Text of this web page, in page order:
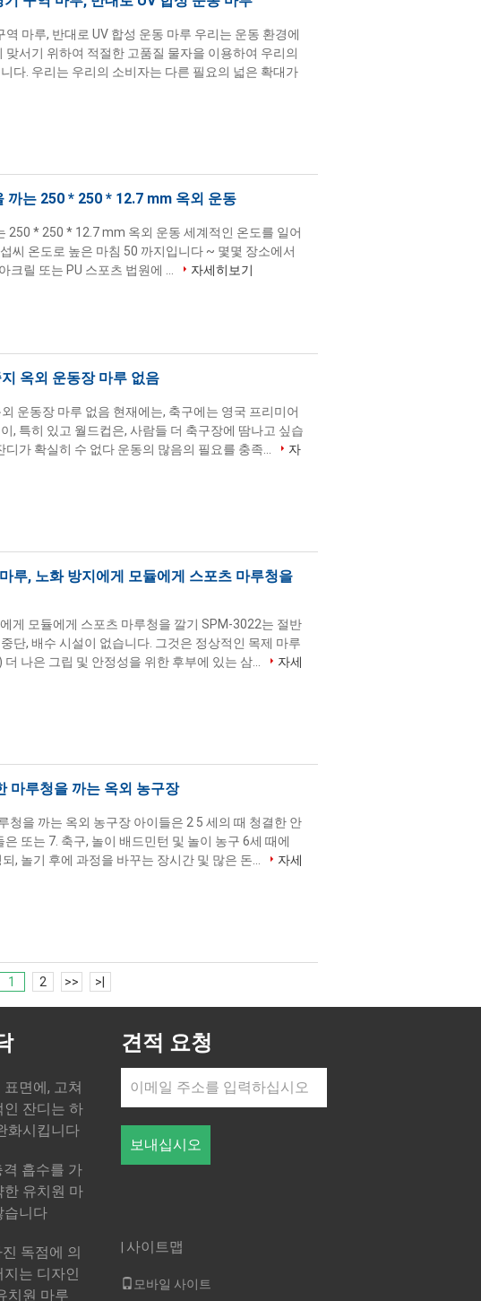
마루, 반대로 UV 합성 운동 마루 우리는 운동 환경에
서기 위하여 적절한 고품질 물자을 이용하여 우리의
다. 우리는 우리의 소비자는 다른 필요의 넓은 확대가
까는 250 * 250 * 12.7 mm 옥외 운동
250 * 250 * 12.7 mm 옥외 운동 세계적인 온도를 일어
씨 온도로 높은 마침 50 까지입니다 ~ 몇몇 장소에서
크릴 또는 PU 스포츠 법원에 ...
자세히보기
옥외 운동장 마루 없음
운동장 마루 없음 현재에는, 축구에는 영국 프리미어
, 특히 있고 월드컵은, 사람들 더 축구장에 땀나고 싶습
가 확실히 수 없다 운동의 많음의 필요를 충족...
자
루, 노화 방지에게 모듈에게 스포츠 마루청을
게 모듈에게 스포츠 마루청을 깔기 SPM-3022는 절반
단, 배수 시설이 없습니다. 그것은 정상적인 목제 마루
나은 그립 및 안정성을 위한 후부에 있는 삼...
자세
마루청을 까는 옥외 농구장
청을 까는 옥외 농구장 아이들은 2 5 세의 때 청결한 안
또는 7. 축구, 놀이 배드민턴 및 놀이 농구 6세 때에
, 놀기 후에 과정을 바꾸는 장시간 및 많은 돈...
자세
1 2 >> >|
면에, 고쳐
인 잔디는 하
화시킵니다
격 흡수를 가
한 유치원 마
습니다
독점에 의
는 디자인
치원 마루
견적 요청
보내십시오
사이트맵
모바일 사이트